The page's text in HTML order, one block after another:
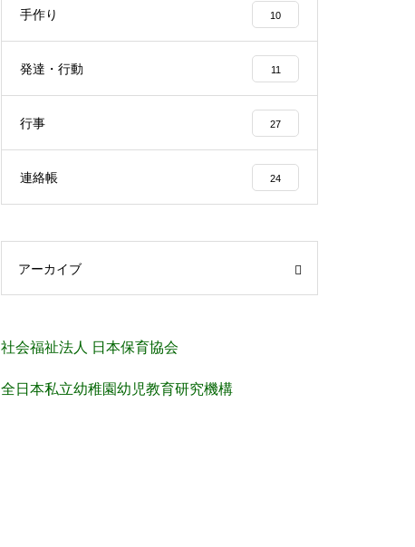
手作り 10
発達・行動 11
行事 27
連絡帳 24
アーカイブ
社会福祉法人 日本保育協会
全日本私立幼稚園幼児教育研究機構